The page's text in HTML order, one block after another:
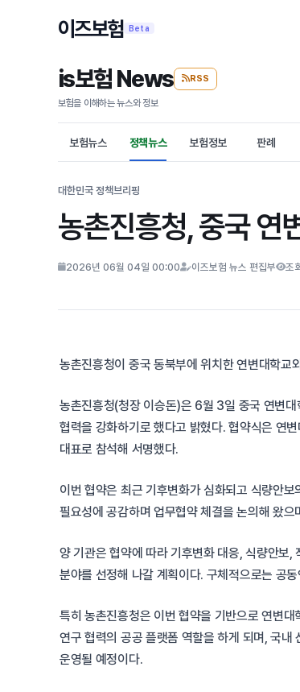
이즈보험 Beta
is보험 News RSS
보험을 이해하는 뉴스와 정보
보험뉴스 정책뉴스 보험정보 판례
대한민국 정책브리핑
농촌진흥청, 중국 연
2026년 06월 04일 00:00 이즈보험 뉴스 편집부 조
농촌진흥청이 중국 동북부에 위치한 연변대학교
농촌진흥청(청장 이승돈)은 6월 3일 중국 연변
협력을 강화하기로 했다고 밝혔다. 협약식은 연
대표로 참석해 서명했다.
이번 협약은 최근 기후변화가 심화되고 식량안
필요성에 공감하며 업무협약 체결을 논의해 왔
양 기관은 협약에 따라 기후변화 대응, 식량안보
분야를 선정해 나갈 계획이다. 구체적으로는 공
특히 농촌진흥청은 이번 협약을 기반으로 연변
연구 협력의 공공 플랫폼 역할을 하게 되며, 국내
운영될 예정이다.